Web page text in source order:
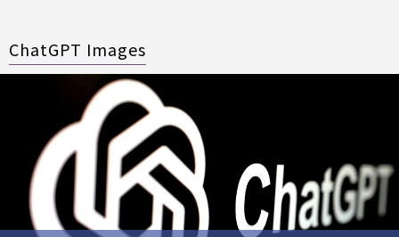
ChatGPT Images